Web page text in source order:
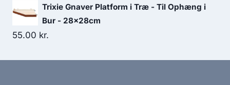
Trixie Gnaver Platform i Træ - Til Ophæng i
Bur - 28x28cm
55.00 kr.